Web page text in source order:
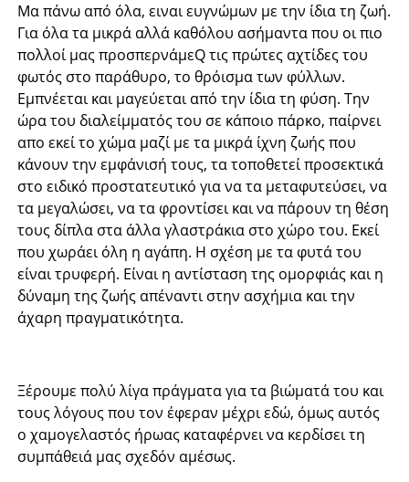
Μα πάνω από όλα, ειναι ευγνώμων με την ίδια τη ζωή.
Για όλα τα μικρά αλλά καθόλου ασήμαντα που οι πιο
πολλοί μας προσπερνάμεQ τις πρώτες αχτίδες του
φωτός στο παράθυρο, το θρόισμα των φύλλων.
Εμπνέεται και μαγεύεται από την ίδια τη φύση. Την
ώρα του διαλείμματός του σε κάποιο πάρκο, παίρνει
απο εκεί το χώμα μαζί με τα μικρά ίχνη ζωής που
κάνουν την εμφάνισή τους, τα τοποθετεί προσεκτικά
στο ειδικό προστατευτικό για να τα μεταφυτεύσει, να
τα μεγαλώσει, να τα φροντίσει και να πάρουν τη θέση
τους δίπλα στα άλλα γλαστράκια στο χώρο του. Εκεί
που χωράει όλη η αγάπη. Η σχέση με τα φυτά του
είναι τρυφερή. Είναι η αντίσταση της ομορφιάς και η
δύναμη της ζωής απέναντι στην ασχήμια και την
άχαρη πραγματικότητα.
Ξέρουμε πολύ λίγα πράγματα για τα βιώματά του και
τους λόγους που τον έφεραν μέχρι εδώ, όμως αυτός
ο χαμογελαστός ήρωας καταφέρνει να κερδίσει τη
συμπάθειά μας σχεδόν αμέσως.